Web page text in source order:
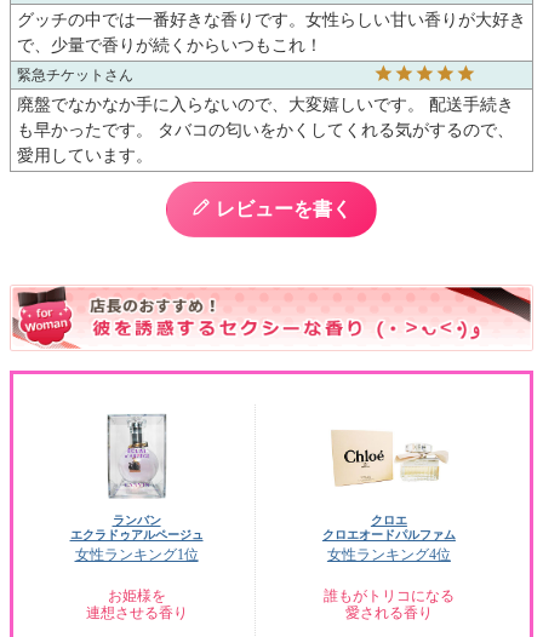
グッチの中では一番好きな香りです。女性らしい甘い香りが大好き
で、少量で香りが続くからいつもこれ！
緊急チケット
廃盤でなかなか手に入らないので、大変嬉しいです。 配送手続き
も早かったです。 タバコの匂いをかくしてくれる気がするので、
愛用しています。
レビューを書く
ランバン
エクラドゥアルページュ
女性ランキング1位
お姫様を
連想させる香り
クロエ
クロエオードパルファム
女性ランキング4位
誰もがトリコになる
愛される香り